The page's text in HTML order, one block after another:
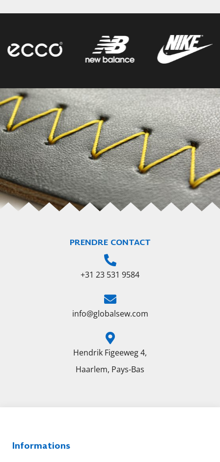
PRENDRE CONTACT
+31 23 531 9584
info@globalsew.com
Hendrik Figeeweg 4,
Haarlem, Pays-Bas
Informations